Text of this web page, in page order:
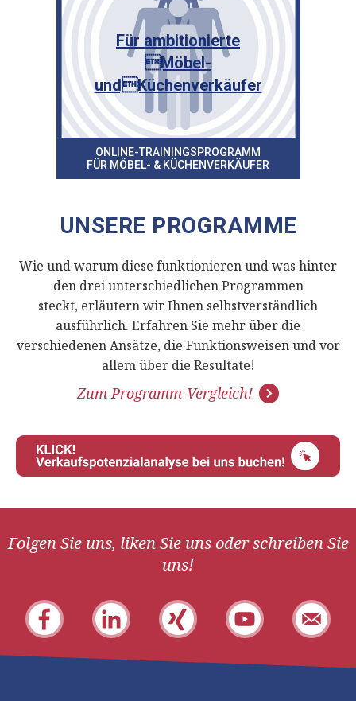
Für ambitionierte
Möbel-
undKüchenverkäufer
ONLINE-TRAININGSPROGRAMM
FÜR MÖBEL- & KÜCHENVERKÄUFER
UNSERE PROGRAMME
Wie und warum diese funktionieren und was hinter
den drei unterschiedlichen Programmen
steckt, erläutern wir Ihnen selbstverständlich
ausführlich. Erfahren Sie mehr über die
verschiedenen Ansätze, die Funktionsweisen und vor
allem über die Resultate!
Zum Programm-Vergleich!
Folgen Sie uns, liken Sie uns oder schreiben Sie
uns!